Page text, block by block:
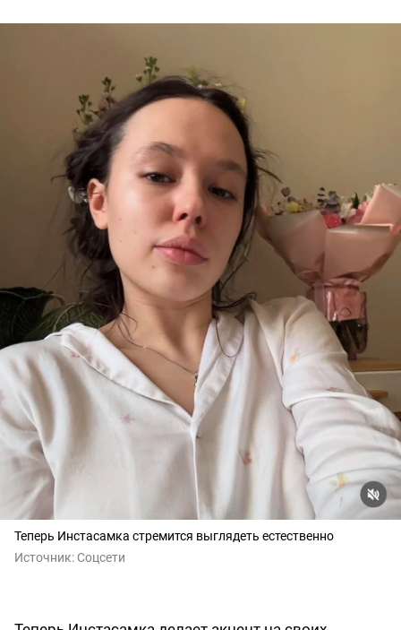
Теперь Инстасамка стремится выглядеть естественно
Источник: Соцсети